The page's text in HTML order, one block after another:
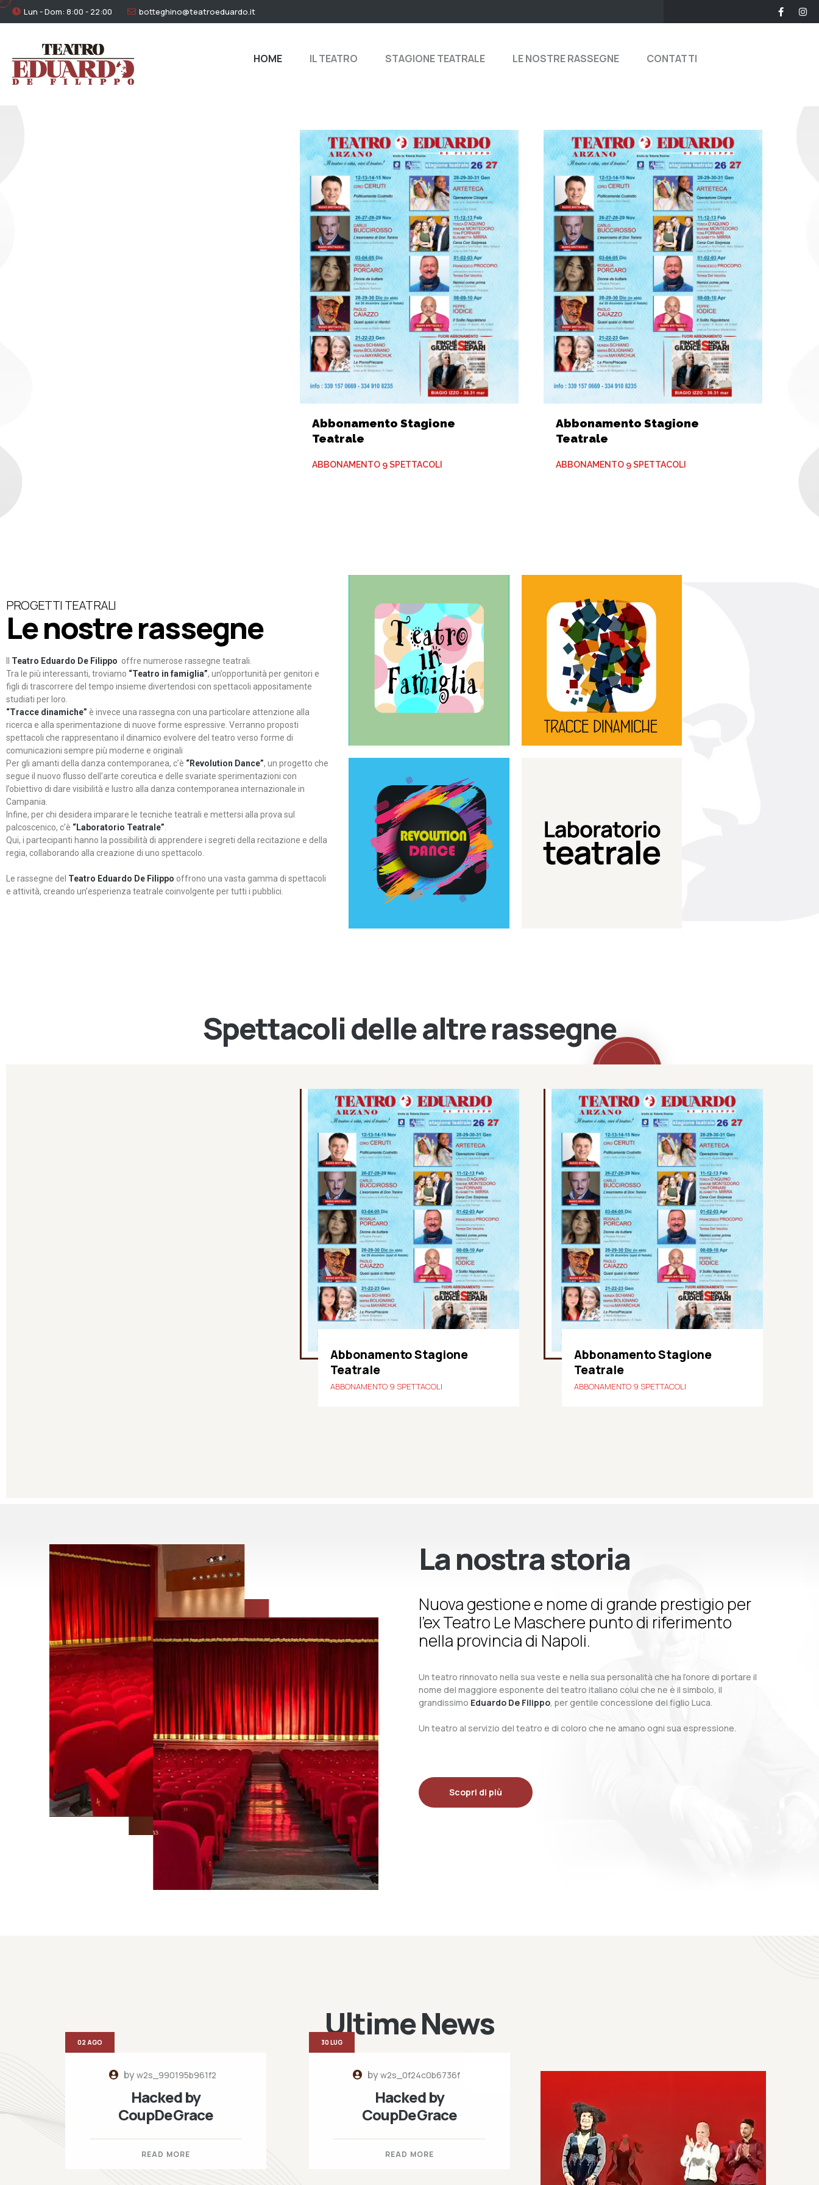
Lun - Dom: 8:00 - 22:00 botteghino@teatroeduardo.it
HOME IL TEATRO STAGIONE TEATRALE LE NOSTRE RASSEGNE CONTATTI
Abbonamento Stagione
Teatrale
ABBONAMENTO 9 SPETTACOLI
Abbonamento Stagione
Teatrale
ABBONAMENTO 9 SPETTACOLI
PROGETTI TEATRALI
Le nostre rassegne
Teatro Eduardo De Filippo offre numerose rassegne teatrali.
Tra le più interessanti, troviamo “Teatro in famiglia”, un’opportunità per genitori e
figli di trascorrere del tempo insieme divertendosi con spettacoli appositamente
studiati per loro.
“Tracce dinamiche” è invece una rassegna con una particolare attenzione alla
ricerca e alla sperimentazione di nuove forme espressive. Verranno proposti
spettacoli che rappresentano il dinamico evolvere del teatro verso forme di
comunicazioni sempre più moderne e originali
Per gli amanti della danza contemporanea, c’è “Revolution Dance”, un progetto che
segue il nuovo flusso dell’arte coreutica e delle svariate sperimentazioni con
l’obiettivo di dare visibilità e lustro alla danza contemporanea internazionale in
Campania.
Infine, per chi desidera imparare le tecniche teatrali e mettersi alla prova sul
palcoscenico, c’è “Laboratorio Teatrale”
Qui, i partecipanti hanno la possibilità di apprendere i segreti della recitazione e della
regia, collaborando alla creazione di uno spettacolo.
Le rassegne del Teatro Eduardo De Filippo offrono una vasta gamma di spettacoli
e attività, creando un’esperienza teatrale coinvolgente per tutti i pubblici.
Teatro in famiglia
Teatro In Famiglia è una
rassegna di teatro concepita
per far condividere e godere
del teatro all’intera famiglia.
Continua
Tracce dinamiche
Tracce Dinamiche è una
rassegna di teatro
d’innovazione e sperimentale.
Continua
Revolution Dance
Rassegna di danza
contemporanea – I Edizione
Continua
Laboratorio di teatro del
Teatro Eduardo de Filippo
Spettacoli delle altre rassegne
Abbonamento Stagione
Teatrale
ABBONAMENTO 9 SPETTACOLI
Abbonamento Stagione
Teatrale
ABBONAMENTO 9 SPETTACOLI
La nostra storia
Nuova gestione e nome di grande prestigio per
l’ex Teatro Le Maschere punto di riferimento
nella provincia di Napoli.
Un teatro rinnovato nella sua veste e nella sua personalità che ha l’onore di portare il
nome del maggiore esponente del teatro italiano colui che ne è il simbolo, il
grandissimo Eduardo De Filippo, per gentile concessione del figlio Luca.
Un teatro al servizio del teatro e di coloro che ne amano ogni sua espressione.
Scopri di più
Ultime News
byw2s_990195b961f2
Hacked by
CoupDeGrace
READ MORE
02 AGO
byw2s_0f24c0b6736f
Hacked by
CoupDeGrace
READ MORE
30 LUG